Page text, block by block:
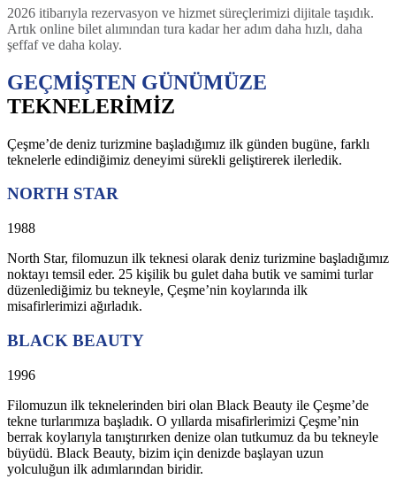
2026 itibarıyla rezervasyon ve hizmet süreçlerimizi dijitale taşıdık.
Artık online bilet alımından tura kadar her adım daha hızlı, daha
şeffaf ve daha kolay.
GEÇMİŞTEN GÜNÜMÜZE
TEKNELERİMİZ
Çeşme’de deniz turizmine başladığımız ilk günden bugüne, farklı
teknelerle edindiğimiz deneyimi sürekli geliştirerek ilerledik.
NORTH STAR
1988
North Star, filomuzun ilk teknesi olarak deniz turizmine başladığımız
noktayı temsil eder. 25 kişilik bu gulet daha butik ve samimi turlar
düzenlediğimiz bu tekneyle, Çeşme’nin koylarında ilk
misafirlerimizi ağırladık.
BLACK BEAUTY
1996
Filomuzun ilk teknelerinden biri olan Black Beauty ile Çeşme’de
tekne turlarımıza başladık. O yıllarda misafirlerimizi Çeşme’nin
berrak koylarıyla tanıştırırken denize olan tutkumuz da bu tekneyle
büyüdü. Black Beauty, bizim için denizde başlayan uzun
yolculuğun ilk adımlarından biridir.